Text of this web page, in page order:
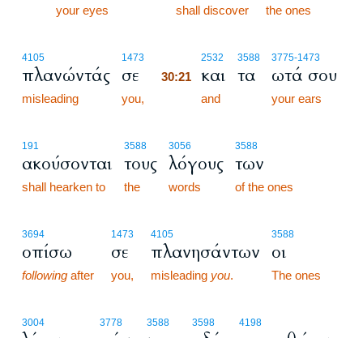
your eyes shall discover the ones
4105
πλανώντάς
misleading
1473
σε
you,
2532
30:21 και
and
3588
τα
3775-1473
ωτά σου
your ears
191
ακούσονται
shall hearken to
3588
τους
the
3056
λόγους
words
3588
των
of the ones
3694
οπίσω
following after
1473
σε
you,
4105
πλανησάντων
misleading you.
3588
οι
The ones
3004 3778 3588 3598 4198